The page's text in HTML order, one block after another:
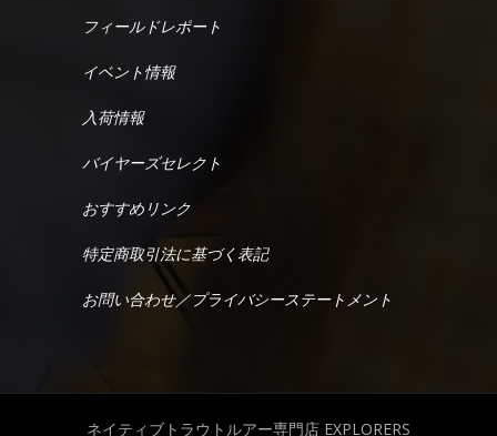
フィールドレポート
イベント情報
入荷情報
バイヤーズセレクト
おすすめリンク
特定商取引法に基づく表記
お問い合わせ／プライバシーステートメント
ネイティブトラウトルアー専門店 EXPLORERS